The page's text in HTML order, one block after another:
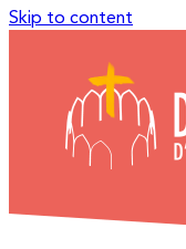
Skip to content